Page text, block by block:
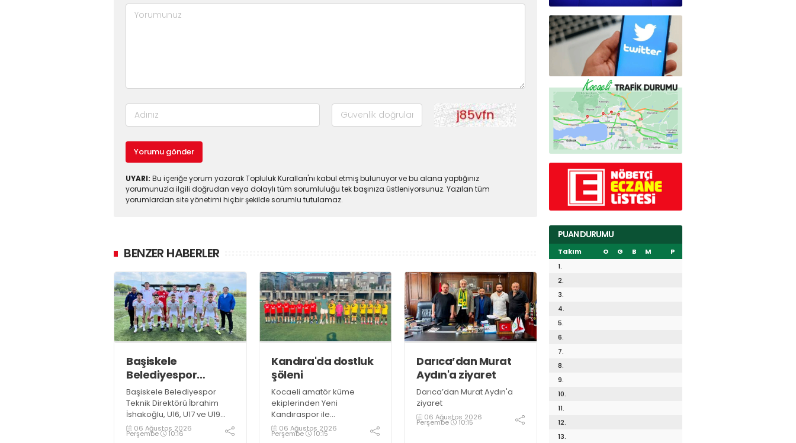
Yorumu gönder
UYARI: Bu içeriğe yorum yazarak Topluluk Kuralları'nı kabul etmiş bulunuyor ve bu alana yaptığınız
yorumunuzla ilgili doğrudan veya dolaylı tüm sorumluluğu tek başınıza üstleniyorsunuz. Yazılan tüm
yorumlardan site yönetimi hiçbir şekilde sorumlu tutulamaz.
BENZER HABERLER
Başiskele
Belediyespor
Gelişim Ligi’ne hazır
Başiskele Belediyespor
Teknik Direktörü İbrahim
İshakoğlu, U16, U17 ve U19
takımlarının mücadele
edeceği Gelişim Ligi
06 Ağustos 2026
Perşembe 10:16
Kandıra'da dostluk
şöleni
Kocaeli amatör küme
ekiplerinden Yeni
Kandıraspor ile
Bekirderespor'un U10, U11 ve
U12 yaş kategorilerindeki
06 Ağustos 2026
Perşembe 10:15
Darıca’dan Murat
Aydın'a ziyaret
Darıca’dan Murat Aydın'a
ziyaret
06 Ağustos 2026
Perşembe 10:15
PUAN DURUMU
Takım O G B M
P
1.
2.
3.
4.
5.
6.
7.
8.
9.
10.
11.
12.
13.